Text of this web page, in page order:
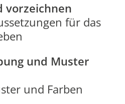
vorzeichnen
für das
und Muster
und Farben